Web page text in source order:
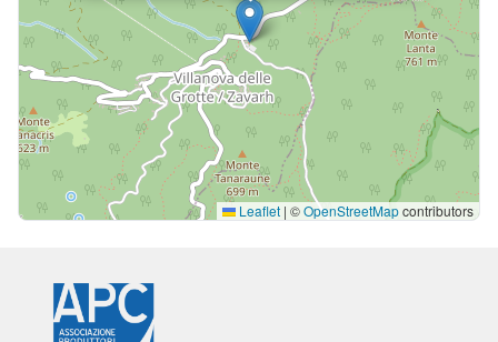
Leaflet | ©OpenStreetMapcontributors